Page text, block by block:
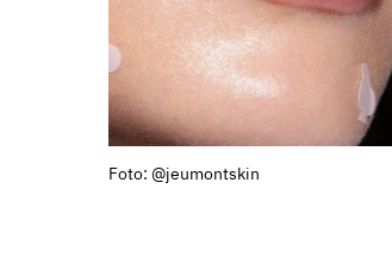
Foto: @jeumontskin